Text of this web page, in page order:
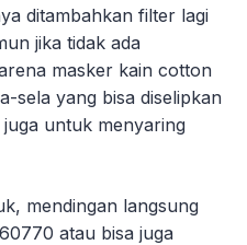
ditambahkan filter lagi
jika tidak ada
masker kain cotton
sela yang bisa diselipkan
untuk menyaring
mendingan langsung
atau bisa juga